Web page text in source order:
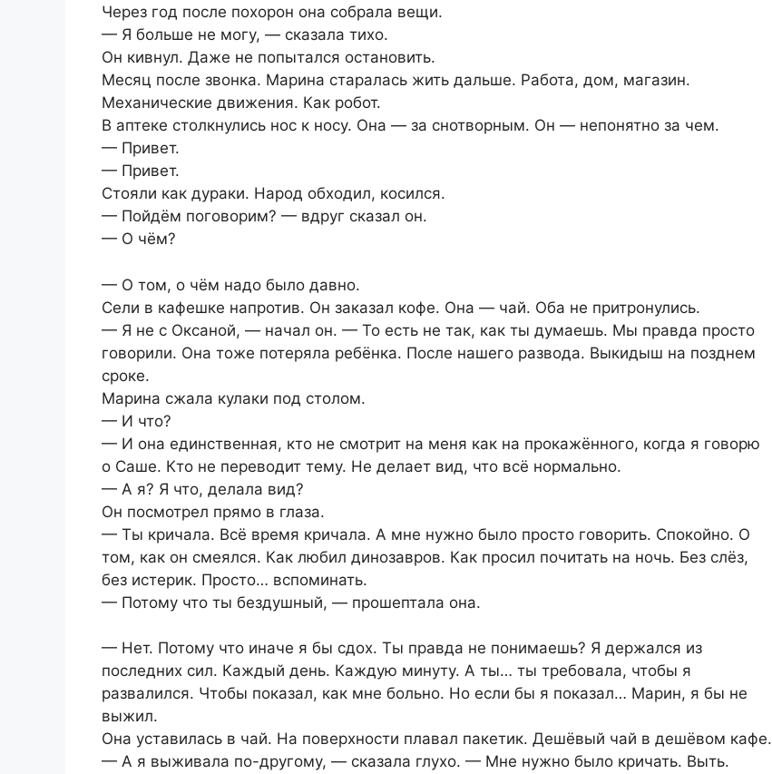
Через год после похорон она собрала вещи.
— Я больше не могу, — сказала тихо.
Он кивнул. Даже не попытался остановить.
Месяц после звонка. Марина старалась жить дальше. Работа, дом, магазин.
Механические движения. Как робот.
В аптеке столкнулись нос к носу. Она — за снотворным. Он — непонятно за чем.
— Привет.
— Привет.
Стояли как дураки. Народ обходил, косился.
— Пойдём поговорим? — вдруг сказал он.
— О чём?
— О том, о чём надо было давно.
Сели в кафешке напротив. Он заказал кофе. Она — чай. Оба не притронулись.
— Я не с Оксаной, — начал он. — То есть не так, как ты думаешь. Мы правда просто
говорили. Она тоже потеряла ребёнка. После нашего развода. Выкидыш на позднем
сроке.
Марина сжала кулаки под столом.
— И что?
— И она единственная, кто не смотрит на меня как на прокажённого, когда я говорю
о Саше. Кто не переводит тему. Не делает вид, что всё нормально.
— А я? Я что, делала вид?
Он посмотрел прямо в глаза.
— Ты кричала. Всё время кричала. А мне нужно было просто говорить. Спокойно. О
том, как он смеялся. Как любил динозавров. Как просил почитать на ночь. Без слёз,
без истерик. Просто… вспоминать.
— Потому что ты бездушный, — прошептала она.
— Нет. Потому что иначе я бы сдох. Ты правда не понимаешь? Я держался из
последних сил. Каждый день. Каждую минуту. А ты… ты требовала, чтобы я
развалился. Чтобы показал, как мне больно. Но если бы я показал… Марин, я бы не
выжил.
Она уставилась в чай. На поверхности плавал пакетик. Дешёвый чай в дешёвом кафе.
— А я выживала по-другому, — сказала глухо. — Мне нужно было кричать. Выть.